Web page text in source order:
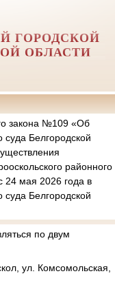
ГОРОДСКОЙ
ОБЛАСТИ
закона №109 «Об
суда Белгородской
районного
24 мая 2026 года в
суда Белгородской
по двум
ул. Комсомольская,